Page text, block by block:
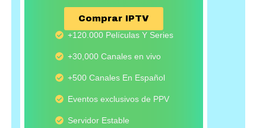
Comprar IPTV
+120.000 Películas Y Series
+30,000 Canales en vivo
+500 Canales En Español
Eventos exclusivos de PPV
Servidor Estable